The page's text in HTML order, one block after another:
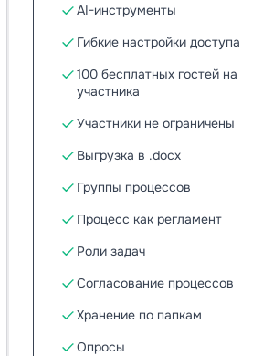
AI-инструменты
Гибкие настройки доступа
100 бесплатных гостей на
участника
Участники не ограничены
Выгрузка в .docx
Группы процессов
Процесс как регламент
Роли задач
Согласование процессов
Хранение по папкам
Опросы